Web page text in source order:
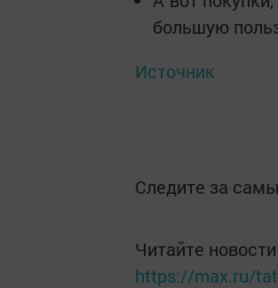
большую
Источник
Следите за
Читайте
https://max.ru/